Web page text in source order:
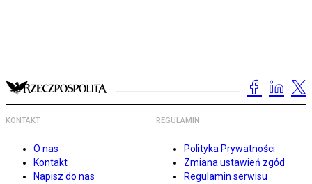
KONTAKT
O nas
Kontakt
Napisz do nas
REGULAMIN
Polityka Prywatności
Zmiana ustawień zgód
Regulamin serwisu